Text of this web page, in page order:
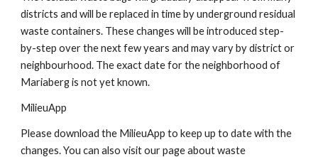
districts and will be replaced in time by underground residual
waste containers. These changes will be introduced step-
by-step over the next few years and may vary by district or
neighbourhood. The exact date for the neighborhood of
Mariaberg is not yet known.
MilieuApp
Please download the MilieuApp to keep up to date with the
changes. You can also visit our page about waste